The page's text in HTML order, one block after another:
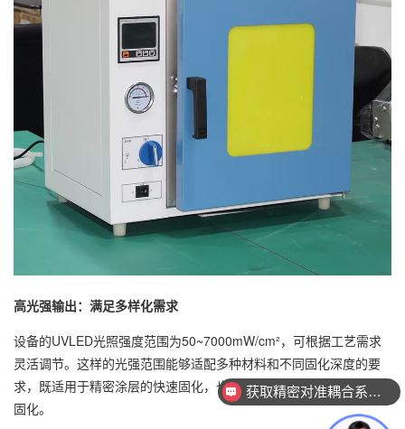
高光强输出：满足多样化需求
设备的UVLED光照强度范围为50~7000mW/cm²，可根据工艺需求
灵活调节。这样的光强范围能够适配多种材料和不同固化深度的要
求，既适用于精密涂层的快速固化，也能满足复杂多层材料的深度
固化。
获取精密对准耦合系统技术方案